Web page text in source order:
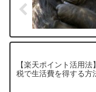
【楽天ポイント活用
税で生活費を得する方